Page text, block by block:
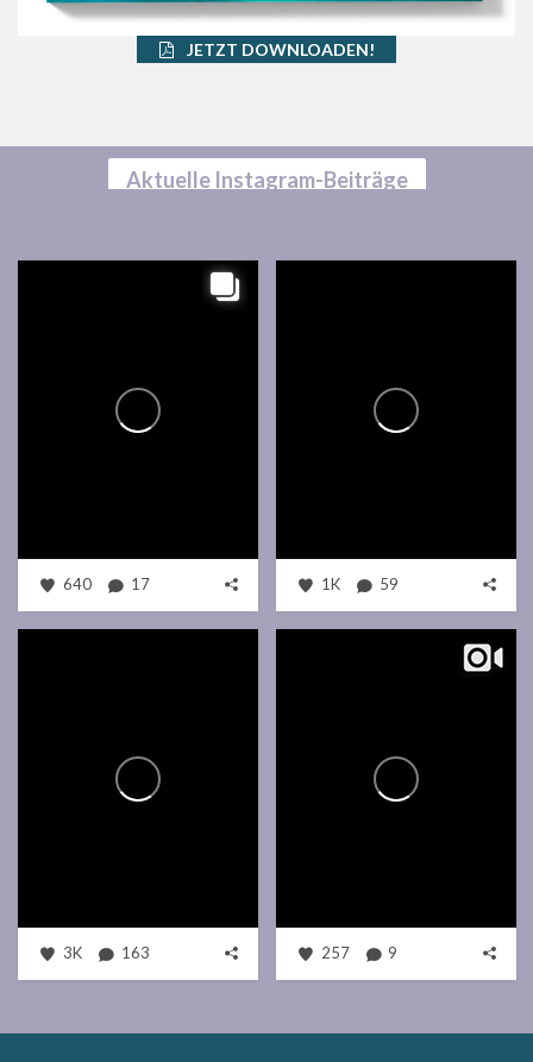
JETZT DOWNLOADEN!
Aktuelle Instagram-Beiträge
640 17 1K 59
3K 163 257 9